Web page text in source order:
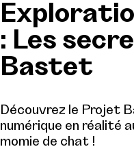
: Les
Bastet
Découvrez le Projet
numérique en réalité
momie de chat !